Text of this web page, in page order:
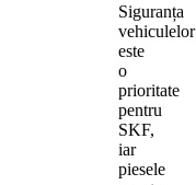
Siguranța
vehiculelor
este
o
prioritate
pentru
SKF,
iar
piesele